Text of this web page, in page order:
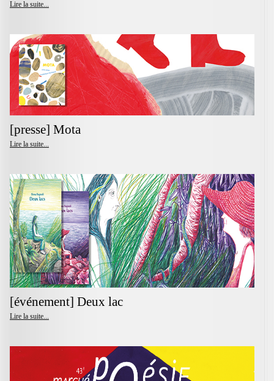
Lire la suite...
[presse] Mota
Lire la suite...
[événement] Deux lac
Lire la suite...